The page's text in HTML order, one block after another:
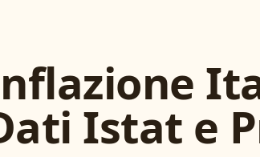
Istat e